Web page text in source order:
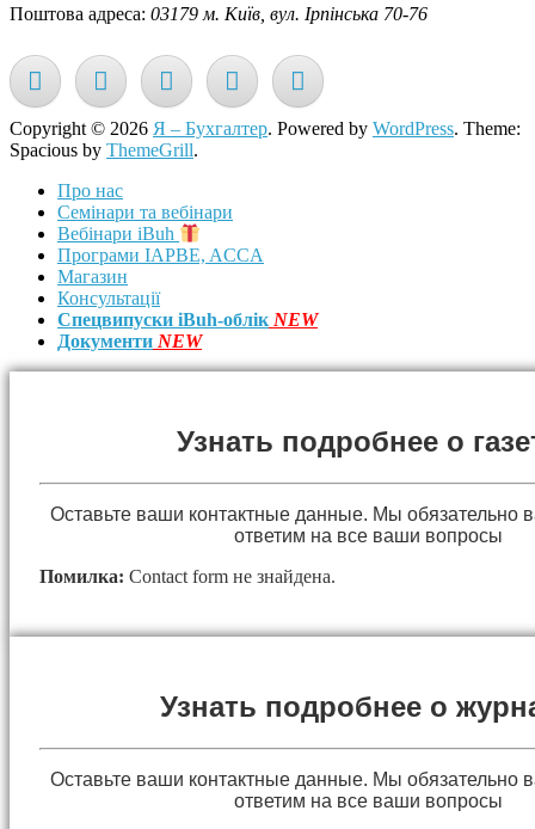
Поштова адреса: 03179 м. Київ, вул. Ірпінська 70-76
Copyright © 2026 Я – Бухгалтер. Powered by WordPress. Theme:
Spacious by ThemeGrill.
Про нас
Семінари та вебінари
Вебінари iBuh
Програми IAPBE, ACCA
Магазин
Консультації
Спецвипуски iBuh-облік NEW
Документи NEW
Узнать подробнее о
Оставьте ваши контактные данные. Мы обязательно
ответим на все ваши вопросы
Помилка: Contact form не знайдена.
Узнать подробнее о
Оставьте ваши контактные данные. Мы обязательно
ответим на все ваши вопросы